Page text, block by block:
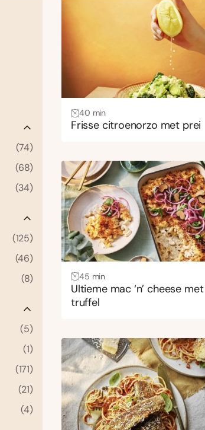
(74)
(68)
(34)
(125)
(46)
(8)
(5)
(1)
(171)
(21)
(4)
40 min
Frisse citroenorzo met prei
45 min
Ultieme mac ‘n’ cheese met
truffel